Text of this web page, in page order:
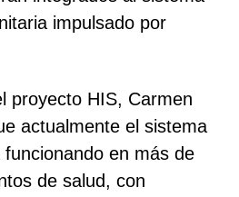
impulsado por
proyecto HIS, Carmen
actualmente el sistema
en más de
de salud, con